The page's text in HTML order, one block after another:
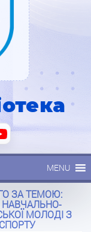
MENU
ЗА ТЕМОЮ:
НАВЧАЛЬНО-
МОЛОДІ З